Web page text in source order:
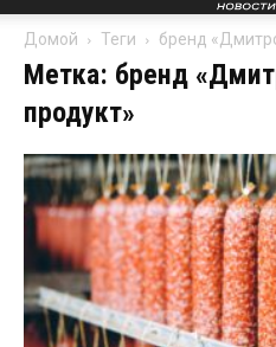
Домой Теги бренд
Метка: бренд
продукт»